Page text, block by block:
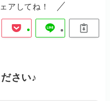
アしてね！
さい♪